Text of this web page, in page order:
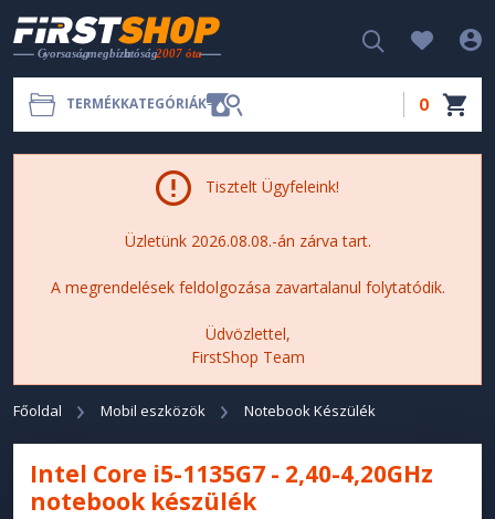
TERMÉKKATEGÓRIÁK 0
Tisztelt Ügyfeleink!
Üzletünk 2026.08.08.-án zárva tart.
A megrendelések feldolgozása zavartalanul folytatódik.
Üdvözlettel,
FirstShop Team
Főoldal Mobil eszközök Notebook Készülék
Intel Core i5-1135G7 - 2,40-4,20GHz
notebook készülék